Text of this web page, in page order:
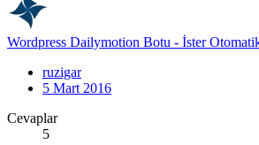
Wordpress Dailymotion Botu - İster
ruzigar
5 Mart 2016
Cevaplar
5